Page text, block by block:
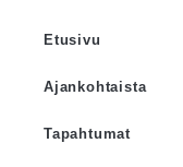
Etusivu
Ajankohtaista
Tapahtumat